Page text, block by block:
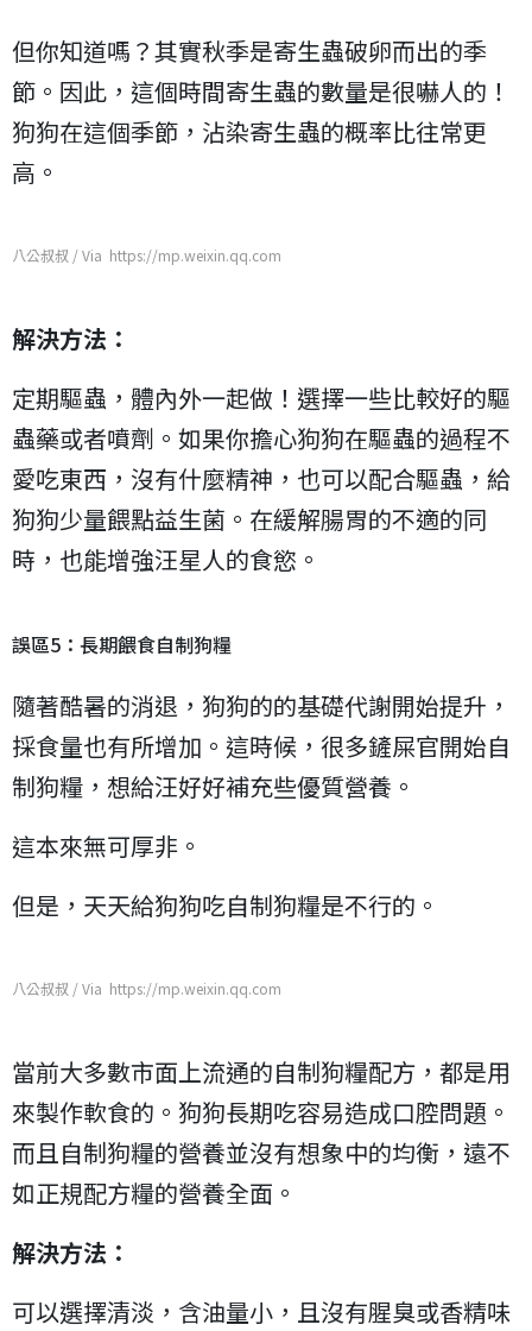
但你知道嗎？其實秋季是寄生蟲破卵而出的季
節。因此，這個時間寄生蟲的數量是很嚇人的！
狗狗在這個季節，沾染寄生蟲的概率比往常更
高。
八公叔叔 / Via https://mp.weixin.qq.com
解決方法：
定期驅蟲，體內外一起做！選擇一些比較好的驅
蟲藥或者噴劑。如果你擔心狗狗在驅蟲的過程不
愛吃東西，沒有什麼精神，也可以配合驅蟲，給
狗狗少量餵點益生菌。在緩解腸胃的不適的同
時，也能增強汪星人的食慾。
誤區5：長期餵食自制狗糧
隨著酷暑的消退，狗狗的的基礎代謝開始提升，
採食量也有所增加。這時候，很多鏟屎官開始自
制狗糧，想給汪好好補充些優質營養。
這本來無可厚非。
但是，天天給狗狗吃自制狗糧是不行的。
八公叔叔 / Via https://mp.weixin.qq.com
當前大多數市面上流通的自制狗糧配方，都是用
來製作軟食的。狗狗長期吃容易造成口腔問題。
而且自制狗糧的營養並沒有想象中的均衡，遠不
如正規配方糧的營養全面。
解決方法：
可以選擇清淡，含油量小，且沒有腥臭或香精味